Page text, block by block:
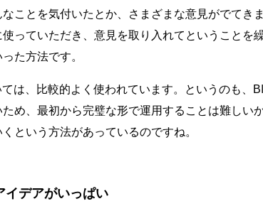
ことを気付いたとか、さまざまな意見がでてき
っていただき、意見を取り入れてということを
た方法です。
は、比較的よく使われています。というのも、
め、最初から完璧な形で運用することは難しい
という方法があっているのですね。
イデアがいっぱい